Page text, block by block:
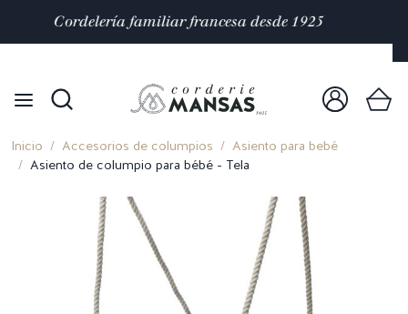
Satisfacción valorada con 4,9/5 enmas de 10 000
reseñas
Inicio Accesorios de columpios
Asiento para bebé
Asiento de columpio para bébé - Tela